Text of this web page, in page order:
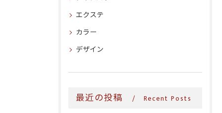
エクステ
カラー
デザイン
最近の投稿 Recent Posts